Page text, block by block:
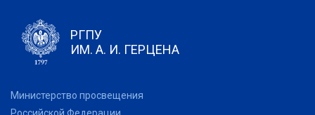
РГПУ
ИМ. А. И. ГЕРЦЕНА
Министерство просвещения